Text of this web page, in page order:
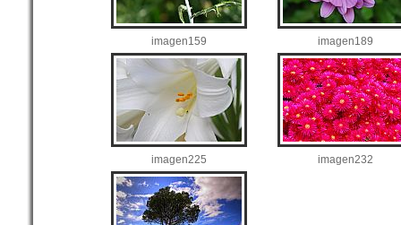
imagen159 imagen189
imagen225 imagen232